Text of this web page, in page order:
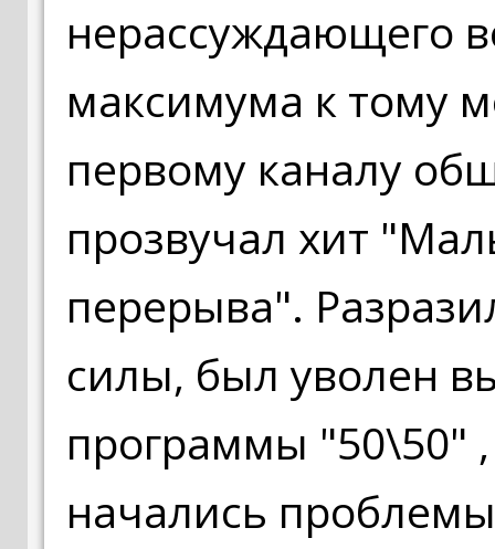
нерассуждающего
максимума к тому
первому каналу
прозвучал хит
перерыва".
силы, был уволен
программы "50\50" ,
начались